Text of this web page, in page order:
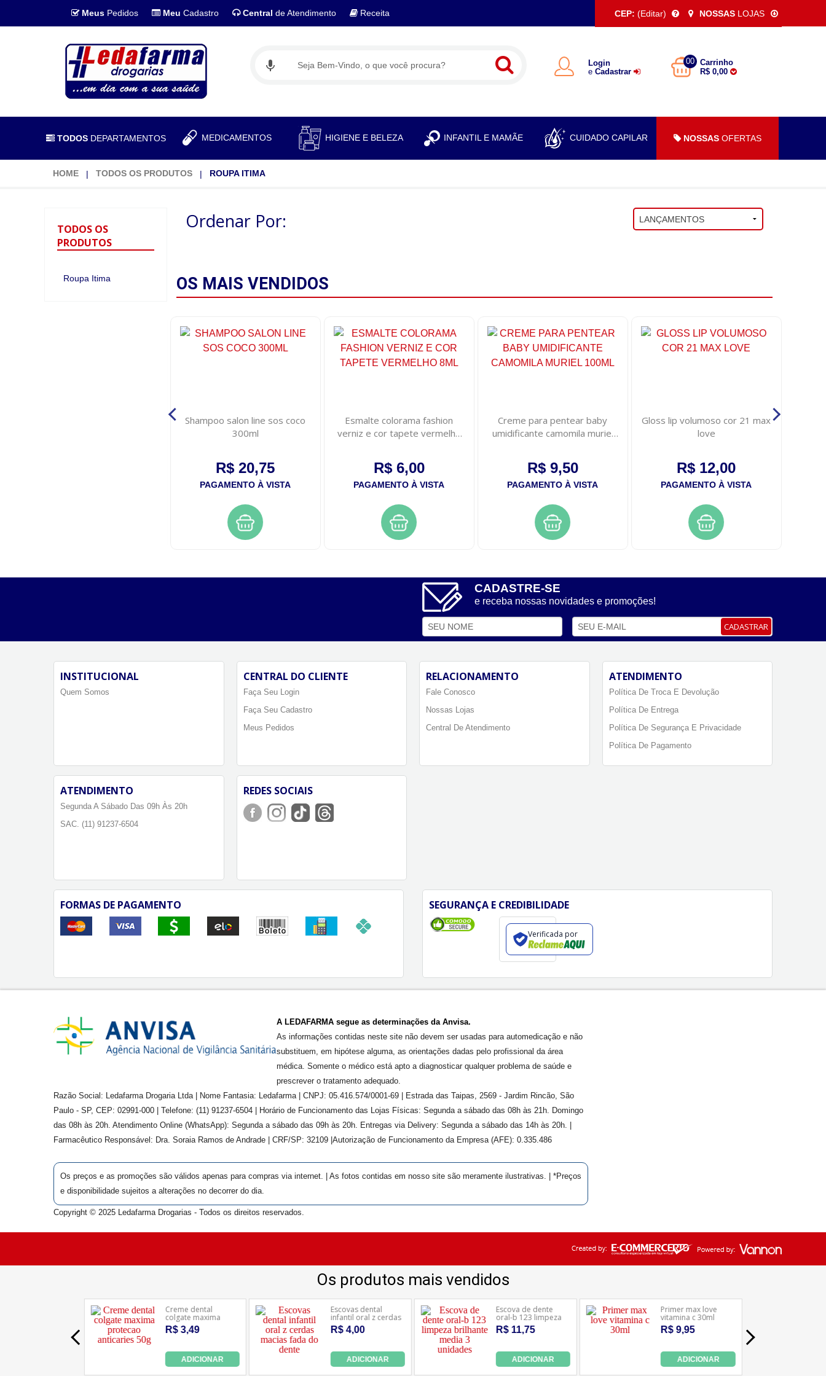
Meus Pedidos Meu Cadastro Central de Atendimento Receita CEP: (Editar) NOSSAS LOJAS
Login
e Cadastrar
00
Carrinho
R$ 0,00
TODOS DEPARTAMENTOS MEDICAMENTOS HIGIENE E BELEZA INFANTIL E MAMÃE CUIDADO CAPILAR NOSSAS OFERTAS
HOME TODOS OS PRODUTOS ROUPA ITIMA
TODOS OS
PRODUTOS
Roupa Itima
Ordenar Por:
OS MAIS VENDIDOS
Shampoo salon line sos coco
300ml
R$ 20,75
PAGAMENTO À VISTA
Esmalte colorama fashion
verniz e cor tapete vermelho
R$ 6,00
PAGAMENTO À VISTA
Creme para pentear baby
umidificante camomila muriel
R$ 9,50
PAGAMENTO À VISTA
Gloss lip volumoso cor 21 max
love
R$ 12,00
PAGAMENTO À VISTA
CADASTRE-SE
e receba nossas novidades e promoções!
CADASTRAR
INSTITUCIONAL
Quem Somos
CENTRAL DO CLIENTE
Faça Seu Login
Faça Seu Cadastro
Meus Pedidos
RELACIONAMENTO
Fale Conosco
Nossas Lojas
Central De Atendimento
ATENDIMENTO
Política De Troca E Devolução
Política De Entrega
Política De Segurança E Privacidade
Política De Pagamento
ATENDIMENTO
Segunda A Sábado Das 09h Às 20h
SAC. (11) 91237-6504
REDES SOCIAIS
FORMAS DE PAGAMENTO SEGURANÇA E CREDIBILIDADE
Verificada por
A LEDAFARMA segue as determinações da Anvisa.
As informações contidas neste site não devem ser usadas para automedicação e não
substituem, em hipótese alguma, as orientações dadas pelo profissional da área
médica. Somente o médico está apto a diagnosticar qualquer problema de saúde e
prescrever o tratamento adequado.
Razão Social: Ledafarma Drogaria Ltda | Nome Fantasia: Ledafarma | CNPJ: 05.416.574/0001-69 | Estrada das Taipas, 2569 - Jardim Rincão, São
Paulo - SP, CEP: 02991-000 | Telefone: (11) 91237-6504 | Horário de Funcionamento das Lojas Físicas: Segunda a sábado das 08h às 21h. Domingo
das 08h às 20h. Atendimento Online (WhatsApp): Segunda a sábado das 09h às 20h. Entregas via Delivery: Segunda a sábado das 14h às 20h. |
Farmacêutico Responsável: Dra. Soraia Ramos de Andrade | CRF/SP: 32109 |Autorização de Funcionamento da Empresa (AFE): 0.335.486
Os preços e as promoções são válidos apenas para compras via internet. | As fotos contidas em nosso site são meramente ilustrativas. | *Preços
e disponibilidade sujeitos a alterações no decorrer do dia.
Copyright © 2025 Ledafarma Drogarias - Todos os direitos reservados.